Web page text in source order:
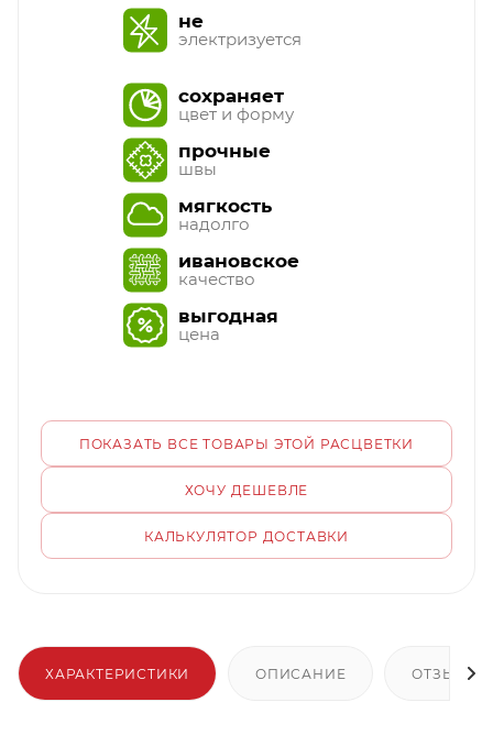
не
электризуется
сохраняет
цвет и форму
прочные
швы
мягкость
надолго
ивановское
качество
выгодная
цена
ПОКАЗАТЬ ВСЕ ТОВАРЫ ЭТОЙ РАСЦВЕТКИ
ХОЧУ ДЕШЕВЛЕ
КАЛЬКУЛЯТОР ДОСТАВКИ
ХАРАКТЕРИСТИКИ ОПИСАНИЕ ОТЗЫВЫ